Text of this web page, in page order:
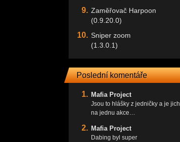
Zaměřovač Harpoon
(0.9.20.0)
Sniper zoom
(1.3.0.1)
Poslední komentáře
Mafia Project
Jsou to hlášky z jedničky a je jich
na jednu akce…
Mafia Project
Dabing byl super